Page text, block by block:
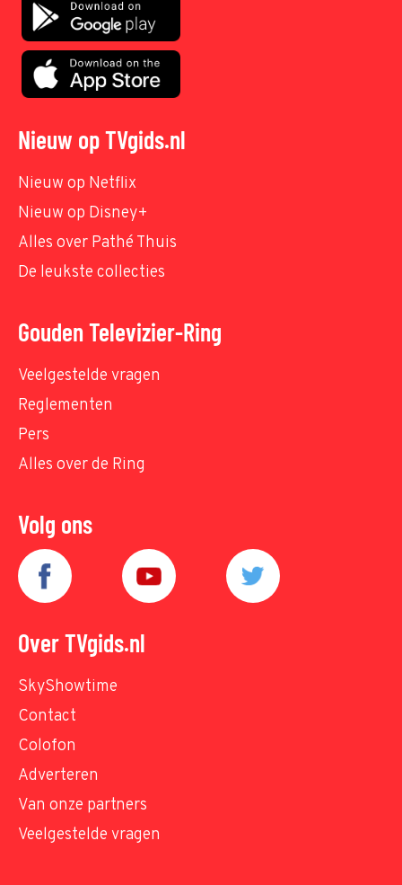
Nieuw op TVgids.nl
Nieuw op Netflix
Nieuw op Disney+
Alles over Pathé Thuis
De leukste collecties
Gouden Televizier-Ring
Veelgestelde vragen
Reglementen
Pers
Alles over de Ring
Volg ons
Over TVgids.nl
SkyShowtime
Contact
Colofon
Adverteren
Van onze partners
Veelgestelde vragen